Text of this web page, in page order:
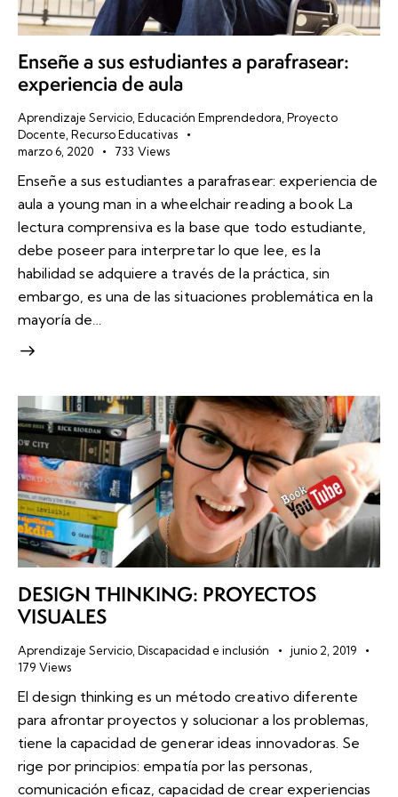
Enseñe a sus estudiantes a parafrasear:
experiencia de aula
Aprendizaje Servicio, Educación Emprendedora, Proyecto
Docente, Recurso Educativas
marzo 6, 2020
733 Views
Enseñe a sus estudiantes a parafrasear: experiencia de
aula a young man in a wheelchair reading a book La
lectura comprensiva es la base que todo estudiante,
debe poseer para interpretar lo que lee, es la
habilidad se adquiere a través de la práctica, sin
embargo, es una de las situaciones problemática en la
mayoría de…
DESIGN THINKING: PROYECTOS
VISUALES
Aprendizaje Servicio Discapacidad e inclusión
junio 2, 2019
179 Views
El design thinking es un método creativo diferente
para afrontar proyectos y solucionar a los problemas,
tiene la capacidad de generar ideas innovadoras. Se
rige por principios: empatía por las personas,
comunicación eficaz, capacidad de crear experiencias